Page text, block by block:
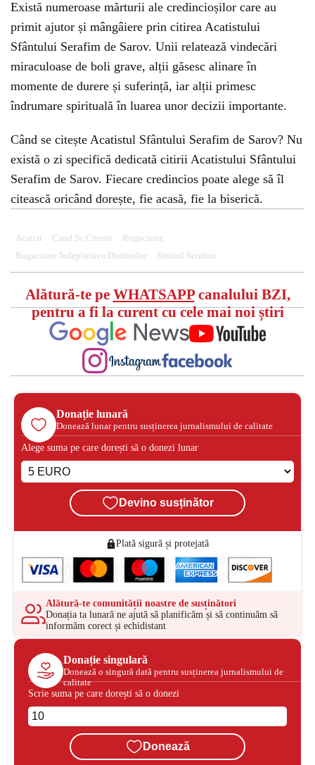
Există numeroase mărturii ale credincioșilor care au
primit ajutor și mângâiere prin citirea Acatistului
Sfântului Serafim de Sarov. Unii relatează vindecări
miraculoase de boli grave, alții găsesc alinare în
momente de durere și suferință, iar alții primesc
îndrumare spirituală în luarea unor decizii importante.
Când se citește Acatistul Sfântului Serafim de Sarov? Nu
există o zi specifică dedicată citirii Acatistului Sfântului
Serafim de Sarov. Fiecare credincios poate alege să îl
citească oricând dorește, fie acasă, fie la biserică.
Acatist Cand Se Citeste
Rugaciune
Rugaciune Indeplinirea Dorintelor
Sfantul Serafim
Alătură-te pe WHATSAPPcanalului BZI,
pentru a fi la curent cu cele mai noi știri
Donație lunară
Donează lunar pentru susținerea jurnalismului de calitate
Alege suma pe care dorești să o donezi lunar
Devino susținător
Plată sigură și protejată
Alătură-te comunității noastre de susținători
Donația ta lunară ne ajută să planificăm și să continuăm să
informăm corect și echidistant
Donație singulară
Donează o singură dată pentru susținerea jurnalismului de
calitate
Scrie suma pe care dorești să o donezi
Donează